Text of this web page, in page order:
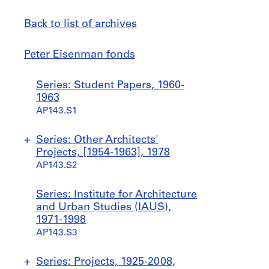
Back to list of archives
Peter
fonds
Jump
Peter Eisenman fonds
Series: Student Papers, 1960-
1963
AP143.S1
Series: Other Architects'
Projects, [1954-1963], 1978
AP143.S2
P
r
o
j
c
P
r
o
j
c
Series: Institute for Architecture
and Urban Studies (IAUS),
1971-1998
AP143.S3
Series: Projects, 1925-2008,